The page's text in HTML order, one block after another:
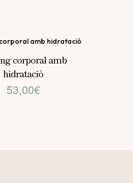
corporal amb
hidratació
53,00€